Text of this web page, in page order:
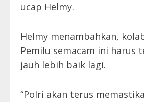
ucap Helmy.
Helmy menambahkan,
Pemilu semacam ini harus
jauh lebih baik lagi.
“Polri akan terus